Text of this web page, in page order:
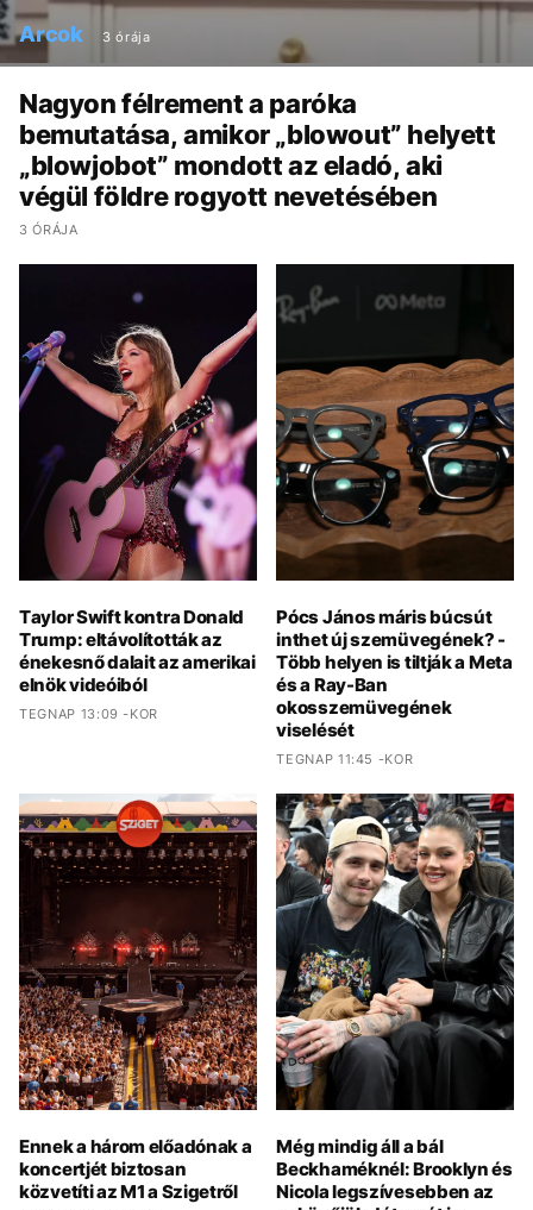
Arcok 3 órája
Nagyon félrement a paróka
bemutatása, amikor „blowout” helyett
„blowjobot” mondott az eladó, aki
végül földre rogyott nevetésében
3 ÓRÁJA
Taylor Swift kontra Donald
Trump: eltávolították az
énekesnő dalait az amerikai
elnök videóiból
TEGNAP 13:09 -KOR
Pócs János máris búcsút
inthet új szemüvegének? -
Több helyen is tiltják a Meta
és a Ray-Ban
okosszemüvegének
viselését
TEGNAP 11:45 -KOR
Ennek a három előadónak a
koncertjét biztosan
közvetíti az M1 a Szigetről
Még mindig áll a bál
Beckhaméknél: Brooklyn és
Nicola legszívesebben az